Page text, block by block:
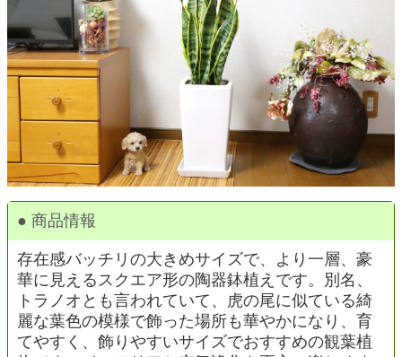
● 商品情報
存在感バッチリの大きめサイズで、より一層、豪
華に見えるスクエア形の陶器鉢植えです。別名、
トラノオとも言われていて、虎の尾に似ている綺
麗な葉色の模様で飾った場所も華やかになり、育
てやすく、飾りやすいサイズでおすすめの観葉植